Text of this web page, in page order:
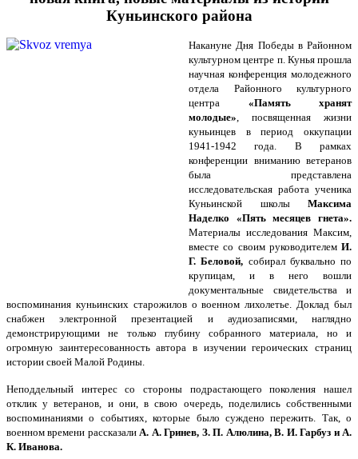
Куньинского района
Накануне Дня Победы в Районном
культурном центре п. Кунья прошла
научная конференция молодежного
отдела Районного культурного
центра «Память хранят
молодые» , посвященная жизни
куньинцев в период оккупации
1941-1942 года. В рамках
конференции вниманию ветеранов
была представлена
исследовательская работа ученика
Куньинской школы Максима
Наделко «Пять месяцев гнета».
Материалы исследования Максим,
вместе со своим руководителем И.
Г. Беловой, собирал буквально по
крупицам, и в него вошли
документальные свидетельства и
воспоминания куньинских старожилов о военном лихолетье. Доклад был
снабжен электронной презентацией и аудиозаписями, наглядно
демонстрирующими не только глубину собранного материала, но и
огромную заинтересованность автора в изучении героических страниц
истории своей Малой Родины.
Неподдельный интерес со стороны подрастающего поколения нашел
отклик у ветеранов, и они, в свою очередь, поделились собственными
воспоминаниями о событиях, которые было суждено пережить. Так, о
военном времени рассказали А. А. Гринев, З. П. Алюлина, В. И. Гарбуз и А.
К. Иванова.